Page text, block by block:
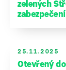
zelených
25.11.2025
Otevřený